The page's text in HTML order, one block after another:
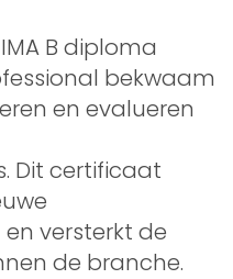
B diploma
bekwaam
en evalueren
Dit certificaat
versterkt de
de branche.